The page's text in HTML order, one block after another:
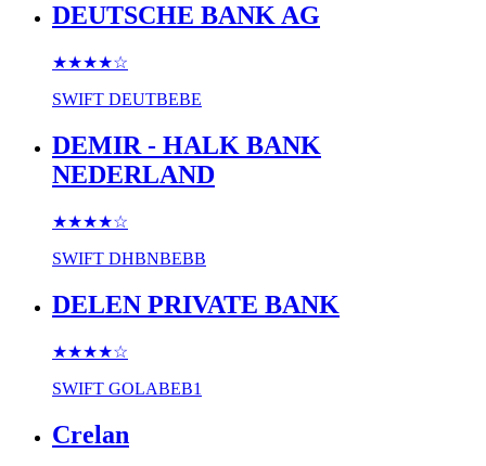
DEUTSCHE BANK AG
★★★★☆
SWIFT DEUTBEBE
DEMIR - HALK BANK
NEDERLAND
★★★★☆
SWIFT DHBNBEBB
DELEN PRIVATE BANK
★★★★☆
SWIFT GOLABEB1
Crelan